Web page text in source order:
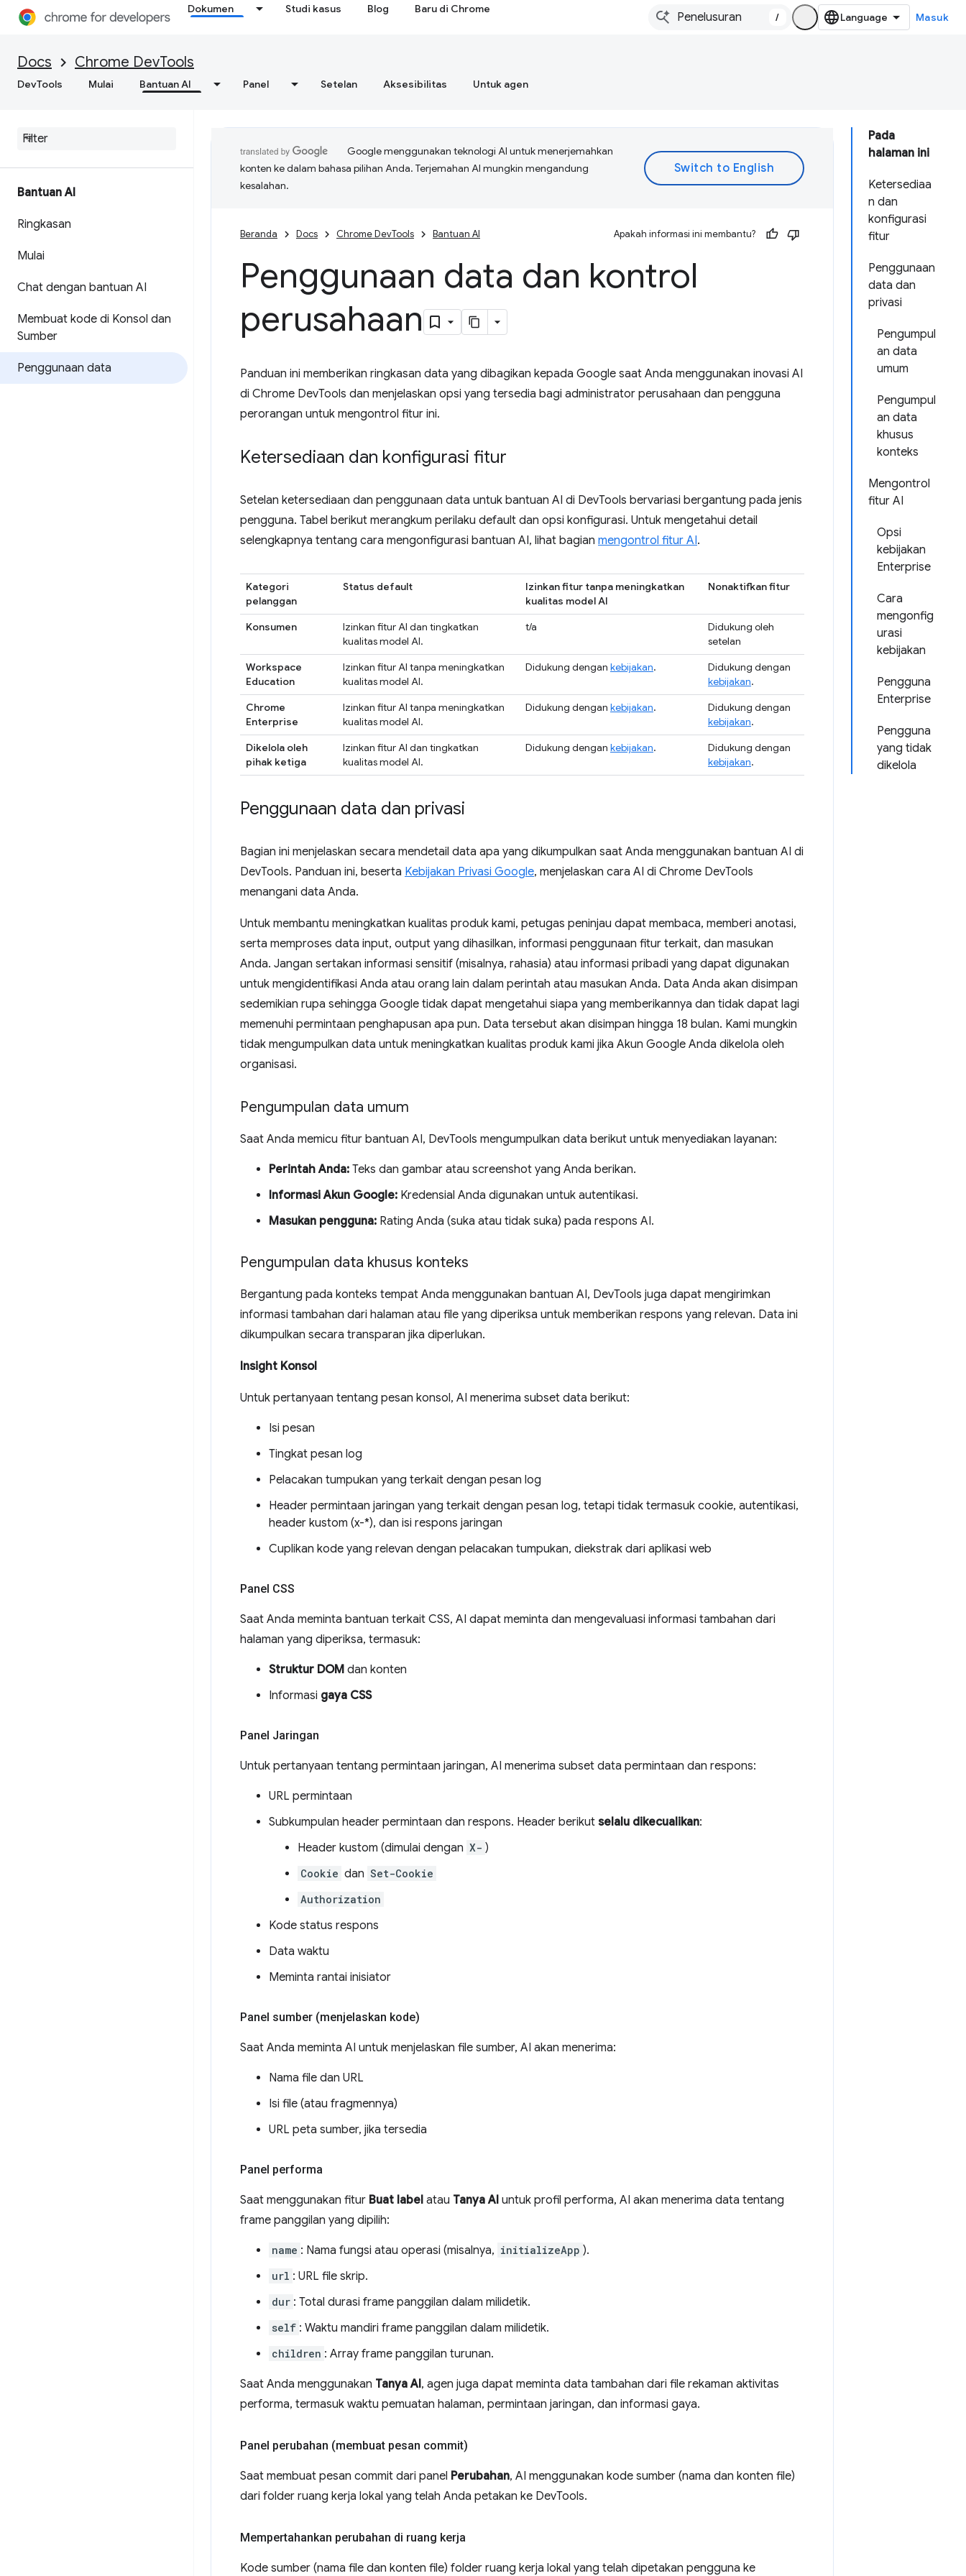
Dokumen Studi kasus Blog Baru di Chrome
/ Masuk
Docs Chrome DevTools
DevTools Mulai Bantuan AI Panel Setelan Aksesibilitas Untuk agen
Bantuan AI
Ringkasan
Mulai
Chat dengan bantuan AI
Membuat kode di Konsol dan
Sumber
Penggunaan data
Pada
halaman ini
Ketersediaa
n dan
konfigurasi
fitur
Penggunaan
data dan
privasi
Pengumpul
an data
umum
Pengumpul
an data
khusus
konteks
Mengontrol
fitur AI
Opsi
kebijakan
Enterprise
Cara
mengonfig
urasi
kebijakan
Pengguna
Enterprise
Pengguna
yang tidak
dikelola
Google menggunakan teknologi AI untuk menerjemahkan
konten ke dalam bahasa pilihan Anda. Terjemahan AI mungkin mengandung
kesalahan.
Beranda Docs Chrome DevTools Bantuan AI Apakah informasi ini membantu?
Penggunaan data dan kontrol
perusahaan
Panduan ini memberikan ringkasan data yang dibagikan kepada Google saat Anda menggunakan inovasi AI
di Chrome DevTools dan menjelaskan opsi yang tersedia bagi administrator perusahaan dan pengguna
perorangan untuk mengontrol fitur ini.
Ketersediaan dan konfigurasi fitur
Setelan ketersediaan dan penggunaan data untuk bantuan AI di DevTools bervariasi bergantung pada jenis
pengguna. Tabel berikut merangkum perilaku default dan opsi konfigurasi. Untuk mengetahui detail
selengkapnya tentang cara mengonfigurasi bantuan AI, lihat bagian mengontrol fitur AI.
Kategori
pelanggan
Status default
Izinkan fitur tanpa meningkatkan
kualitas model AI
Nonaktifkan fitur
Konsumen
Izinkan fitur AI dan tingkatkan
kualitas model AI.
t/a
Didukung oleh
setelan
Workspace
Education
Izinkan fitur AI tanpa meningkatkan
kualitas model AI.
Didukung dengan kebijakan.
Didukung dengan
kebijakan.
Chrome
Enterprise
Izinkan fitur AI tanpa meningkatkan
kualitas model AI.
Didukung dengan kebijakan.
Didukung dengan
kebijakan.
Dikelola oleh
pihak ketiga
Izinkan fitur AI dan tingkatkan
kualitas model AI.
Didukung dengan kebijakan.
Didukung dengan
kebijakan.
Penggunaan data dan privasi
Bagian ini menjelaskan secara mendetail data apa yang dikumpulkan saat Anda menggunakan bantuan AI di
DevTools. Panduan ini, beserta Kebijakan Privasi Google, menjelaskan cara AI di Chrome DevTools
menangani data Anda.
Untuk membantu meningkatkan kualitas produk kami, petugas peninjau dapat membaca, memberi anotasi,
serta memproses data input, output yang dihasilkan, informasi penggunaan fitur terkait, dan masukan
Anda. Jangan sertakan informasi sensitif (misalnya, rahasia) atau informasi pribadi yang dapat digunakan
untuk mengidentifikasi Anda atau orang lain dalam perintah atau masukan Anda. Data Anda akan disimpan
sedemikian rupa sehingga Google tidak dapat mengetahui siapa yang memberikannya dan tidak dapat lagi
memenuhi permintaan penghapusan apa pun. Data tersebut akan disimpan hingga 18 bulan. Kami mungkin
tidak mengumpulkan data untuk meningkatkan kualitas produk kami jika Akun Google Anda dikelola oleh
organisasi.
Pengumpulan data umum
Saat Anda memicu fitur bantuan AI, DevTools mengumpulkan data berikut untuk menyediakan layanan:
Perintah Anda: Teks dan gambar atau screenshot yang Anda berikan.
Informasi Akun Google: Kredensial Anda digunakan untuk autentikasi.
Masukan pengguna: Rating Anda (suka atau tidak suka) pada respons AI.
Pengumpulan data khusus konteks
Bergantung pada konteks tempat Anda menggunakan bantuan AI, DevTools juga dapat mengirimkan
informasi tambahan dari halaman atau file yang diperiksa untuk memberikan respons yang relevan. Data ini
dikumpulkan secara transparan jika diperlukan.
Insight Konsol
Untuk pertanyaan tentang pesan konsol, AI menerima subset data berikut:
Isi pesan
Tingkat pesan log
Pelacakan tumpukan yang terkait dengan pesan log
Header permintaan jaringan yang terkait dengan pesan log, tetapi tidak termasuk cookie, autentikasi,
header kustom (x-*), dan isi respons jaringan
Cuplikan kode yang relevan dengan pelacakan tumpukan, diekstrak dari aplikasi web
Panel CSS
Saat Anda meminta bantuan terkait CSS, AI dapat meminta dan mengevaluasi informasi tambahan dari
halaman yang diperiksa, termasuk:
Struktur DOM dan konten
Informasi gaya CSS
Panel Jaringan
Untuk pertanyaan tentang permintaan jaringan, AI menerima subset data permintaan dan respons:
URL permintaan
Subkumpulan header permintaan dan respons. Header berikut selalu dikecualikan:
Header kustom (dimulai dengan X- )
Cookie dan Set-Cookie
Authorization
Kode status respons
Data waktu
Meminta rantai inisiator
Panel sumber (menjelaskan kode)
Saat Anda meminta AI untuk menjelaskan file sumber, AI akan menerima:
Nama file dan URL
Isi file (atau fragmennya)
URL peta sumber, jika tersedia
Panel performa
Saat menggunakan fitur Buat label atau Tanya AI untuk profil performa, AI akan menerima data tentang
frame panggilan yang dipilih:
name : Nama fungsi atau operasi (misalnya, initializeApp ).
url : URL file skrip.
dur : Total durasi frame panggilan dalam milidetik.
self : Waktu mandiri frame panggilan dalam milidetik.
children : Array frame panggilan turunan.
Saat Anda menggunakan Tanya AI, agen juga dapat meminta data tambahan dari file rekaman aktivitas
performa, termasuk waktu pemuatan halaman, permintaan jaringan, dan informasi gaya.
Panel perubahan (membuat pesan commit)
Saat membuat pesan commit dari panel Perubahan, AI menggunakan kode sumber (nama dan konten file)
dari folder ruang kerja lokal yang telah Anda petakan ke DevTools.
Mempertahankan perubahan di ruang kerja
Kode sumber (nama file dan konten file) folder ruang kerja lokal yang telah dipetakan pengguna ke